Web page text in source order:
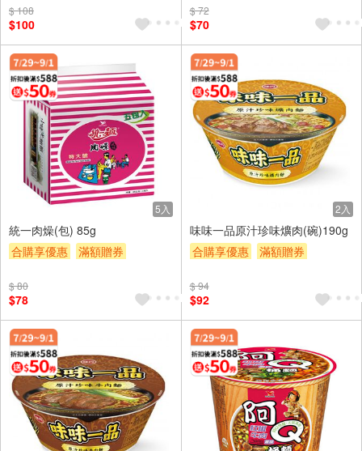
$ 108
$100
$ 72
$70
5入
統一肉燥(包) 85g
合購享優惠
滿額贈券
$ 80
$78
2入
味味一品原汁珍味爌肉(碗)190g
合購享優惠
滿額贈券
$ 94
$92